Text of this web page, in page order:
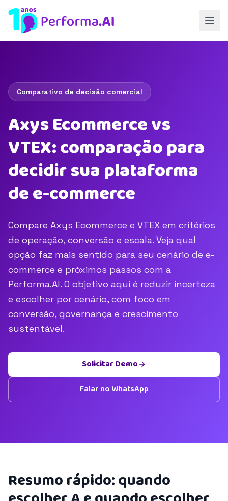
Comparativo de decisão comercial
Axys Ecommerce vs
VTEX: comparação para
decidir sua plataforma
de e-commerce
Compare Axys Ecommerce e VTEX em critérios
de operação, conversão e escala. Veja qual
opção faz mais sentido para seu cenário de e-
commerce e próximos passos com a
Performa.AI. O objetivo aqui é reduzir incerteza
e escolher por cenário, com foco em
conversão, governança e crescimento
sustentável.
Solicitar Demo
Falar no WhatsApp
Resumo rápido: quando